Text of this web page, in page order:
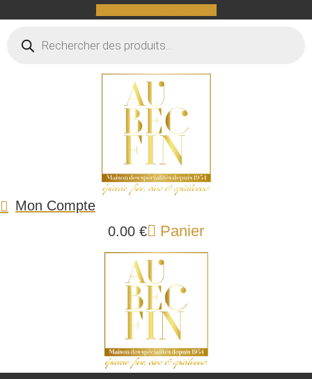
produits
Mon Compte
0.00 € Panier